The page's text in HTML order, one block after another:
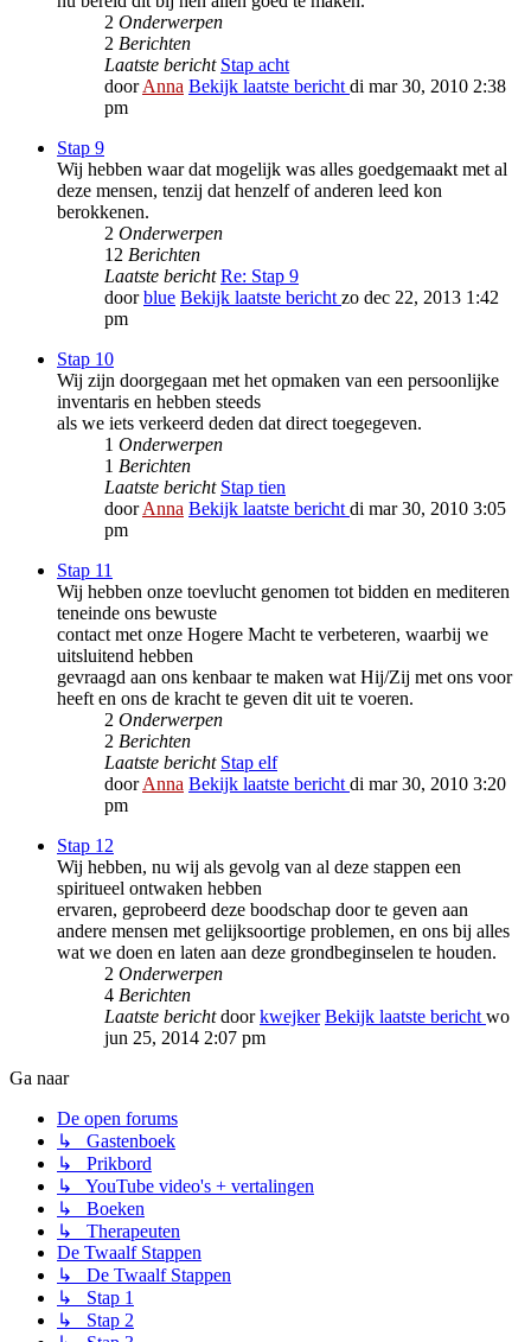
2 Onderwerpen
2 Berichten
Laatste bericht Stap acht
doorAnna Bekijk laatste bericht di mar 30, 2010 2:38
pm
Stap 9
Wij hebben waar dat mogelijk was alles goedgemaakt met al
deze mensen, tenzij dat henzelf of anderen leed kon
berokkenen.
2 Onderwerpen
12 Berichten
Laatste bericht Re: Stap 9
doorblue Bekijk laatste bericht zo dec 22, 2013 1:42
pm
Stap 10
Wij zijn doorgegaan met het opmaken van een persoonlijke
inventaris en hebben steeds
als we iets verkeerd deden dat direct toegegeven.
1 Onderwerpen
1 Berichten
Laatste bericht Stap tien
doorAnna Bekijk laatste bericht di mar 30, 2010 3:05
pm
Stap 11
Wij hebben onze toevlucht genomen tot bidden en mediteren
teneinde ons bewuste
contact met onze Hogere Macht te verbeteren, waarbij we
uitsluitend hebben
gevraagd aan ons kenbaar te maken wat Hij/Zij met ons voor
heeft en ons de kracht te geven dit uit te voeren.
2 Onderwerpen
2 Berichten
Laatste bericht Stap elf
doorAnna Bekijk laatste bericht di mar 30, 2010 3:20
pm
Stap 12
Wij hebben, nu wij als gevolg van al deze stappen een
spiritueel ontwaken hebben
ervaren, geprobeerd deze boodschap door te geven aan
andere mensen met gelijksoortige problemen, en ons bij alles
wat we doen en laten aan deze grondbeginselen te houden.
2 Onderwerpen
4 Berichten
Laatste berichtdoorkwejker Bekijk laatste bericht wo
jun 25, 2014 2:07 pm
Ga naar
De open forums
↳ Gastenboek
↳ Prikbord
↳ YouTube video's + vertalingen
↳ Boeken
↳ Therapeuten
De Twaalf Stappen
↳ De Twaalf Stappen
↳ Stap 1
↳ Stap 2